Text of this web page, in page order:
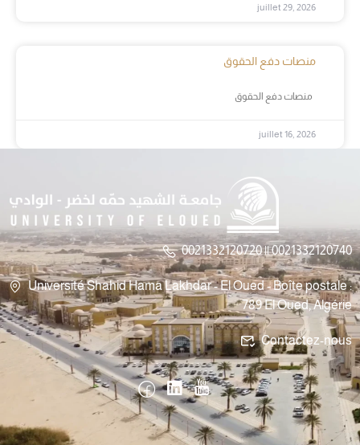
juillet 29, 2026
منصات دفع الحقوق
juillet 16, 2026
0021332120720 || 0021332120740
Université Shahid Hama Lakhdar - El Oued - Boîte postale :
789 El Oued, Algérie
Contactez-nous